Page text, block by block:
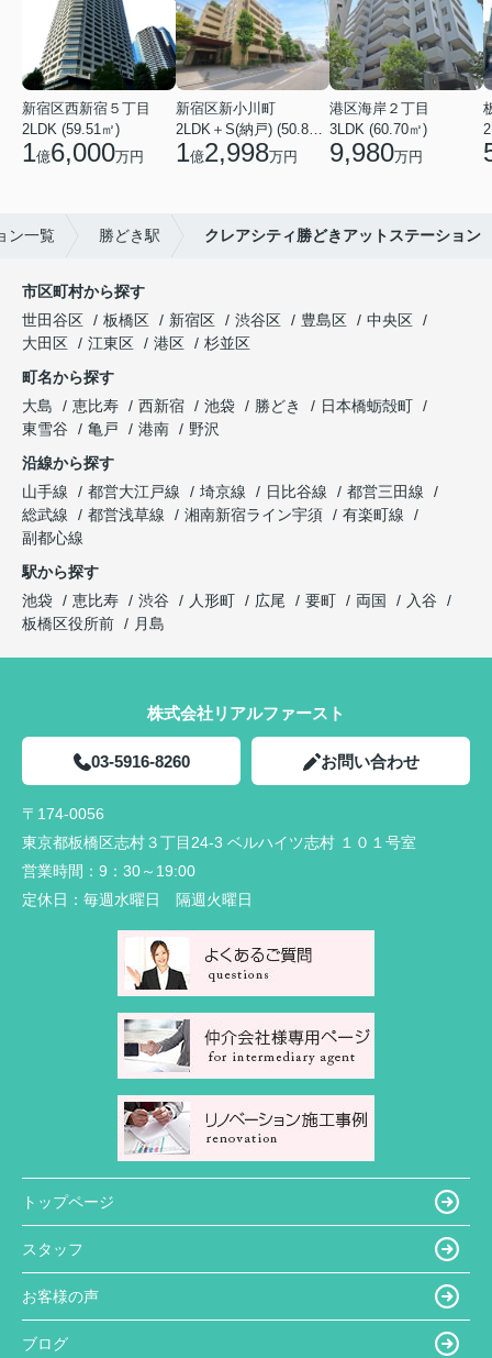
新宿区西新宿５丁目
2LDK (59.51㎡)
1億6,000万円
新宿区新小川町
2LDK＋S(納戸) (50.88㎡)
1億2,998万円
港区海岸２丁目
3LDK (60.70㎡)
9,980万円
ン一覧 勝どき駅 クレアシティ勝どきアットステーション
市区町村から探す
世田谷区
板橋区 新宿区 渋谷区 豊島区
中央区
大田区
江東区 港区
杉並区
町名から探す
大島
恵比寿 西新宿 池袋 勝どき
日本橋蛎殻町
東雪谷
亀戸 港南
野沢
沿線から探す
山手線
都営大江戸線 埼京線 日比谷線
都営三田線
総武線
都営浅草線 湘南新宿ライン宇須
有楽町線
副都心線
駅から探す
池袋
恵比寿 渋谷 人形町 広尾 要町 両国
入谷
板橋区役所前
月島
株式会社リアルファースト
03-5916-8260 お問い合わせ
〒174-0056
東京都板橋区志村３丁目24-3 ベルハイツ志村 １０１号室
営業時間： 9：30～19:00
定休日： 毎週水曜日 隔週火曜日
トップページ
スタッフ
お客様の声
ブログ